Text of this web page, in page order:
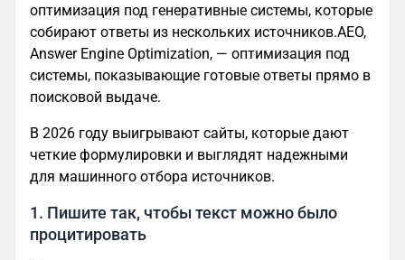
оптимизация под генеративные системы, которые
собирают ответы из нескольких источников.AEO,
Answer Engine Optimization, — оптимизация под
системы, показывающие готовые ответы прямо в
поисковой выдаче.
В 2026 году выигрывают сайты, которые дают
четкие формулировки и выглядят надежными
для машинного отбора источников.
1. Пишите так, чтобы текст можно было
процитировать